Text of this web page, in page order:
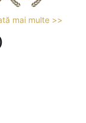
mai multe >>